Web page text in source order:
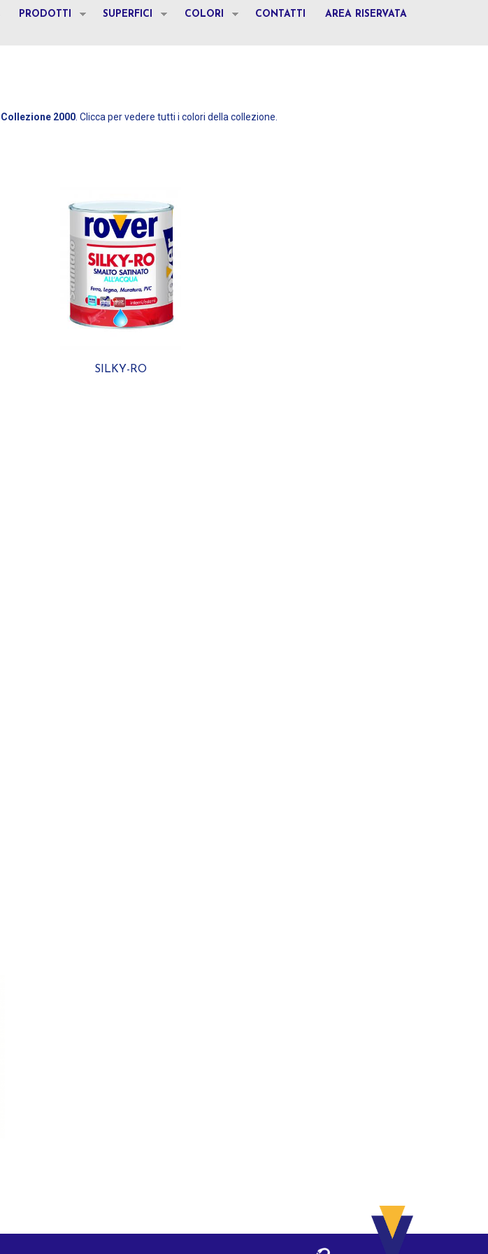
PRODOTTI SUPERFICI COLORI CONTATTI AREA RISERVATA
Collezione 2000. Clicca per vedere tutti i colori della collezione.
SILKY-RO